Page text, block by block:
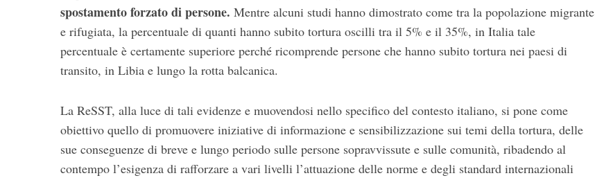
spostamento forzato di persone. Mentre alcuni studi hanno dimostrato come tra la popolazione migrante
e rifugiata, la percentuale di quanti hanno subito tortura oscilli tra il 5% e il 35%, in Italia tale
percentuale è certamente superiore perché ricomprende persone che hanno subito tortura nei paesi di
transito, in Libia e lungo la rotta balcanica.
La ReSST, alla luce di tali evidenze e muovendosi nello specifico del contesto italiano, si pone come
obiettivo quello di promuovere iniziative di informazione e sensibilizzazione sui temi della tortura, delle
sue conseguenze di breve e lungo periodo sulle persone sopravvissute e sulle comunità, ribadendo al
contempo l’esigenza di rafforzare a vari livelli l’attuazione delle norme e degli standard internazionali
h
f
o
r